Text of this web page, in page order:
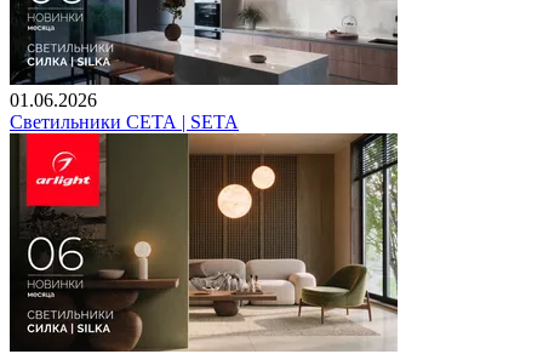
01.06.2026
Светильники СЕТА | SETA